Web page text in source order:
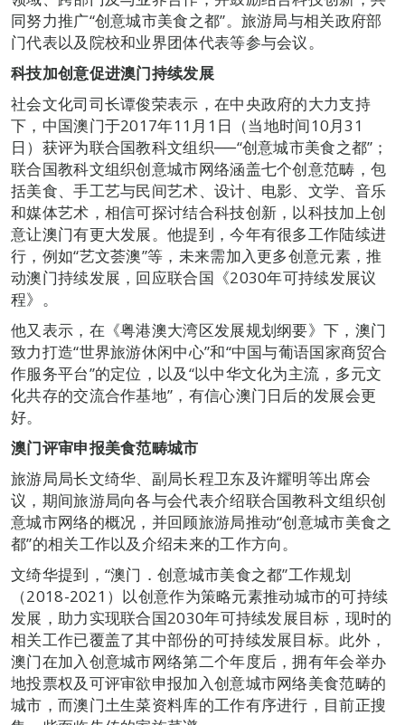
同努力推广“创意城市美食之都”。旅游局与相关政府部
门代表以及院校和业界团体代表等参与会议。
科技加创意促进澳门持续发展
社会文化司司长谭俊荣表示，在中央政府的大力支持
下，中国澳门于2017年11月1日（当地时间10月31
日）获评为联合国教科文组织──“创意城市美食之都”；
联合国教科文组织创意城市网络涵盖七个创意范畴，包
括美食、手工艺与民间艺术、设计、电影、文学、音乐
和媒体艺术，相信可探讨结合科技创新，以科技加上创
意让澳门有更大发展。他提到，今年有很多工作陆续进
行，例如“艺文荟澳”等，未来需加入更多创意元素，推
动澳门持续发展，回应联合国《2030年可持续发展议
程》。
他又表示，在《粤港澳大湾区发展规划纲要》下，澳门
致力打造“世界旅游休闲中心”和“中国与葡语国家商贸合
作服务平台”的定位，以及“以中华文化为主流，多元文
化共存的交流合作基地”，有信心澳门日后的发展会更
好。
澳门评审申报美食范畴城市
旅游局局长文绮华、副局长程卫东及许耀明等出席会
议，期间旅游局向各与会代表介绍联合国教科文组织创
意城市网络的概况，并回顾旅游局推动“创意城市美食之
都”的相关工作以及介绍未来的工作方向。
文绮华提到，“澳门．创意城市美食之都”工作规划
（2018-2021）以创意作为策略元素推动城市的可持续
发展，助力实现联合国2030年可持续发展目标，现时的
相关工作已覆盖了其中部份的可持续发展目标。此外，
澳门在加入创意城市网络第二个年度后，拥有年会举办
地投票权及可评审欲申报加入创意城市网络美食范畴的
城市，而澳门土生菜资料库的工作有序进行，目前正搜